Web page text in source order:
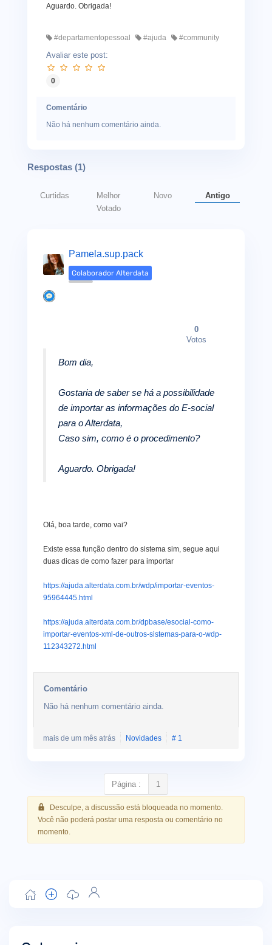
Aguardo. Obrigada!
#departamentopessoal #ajuda #community
Avaliar este post:
0
Comentário
Não há nenhum comentário ainda.
Respostas (1)
Curtidas
Melhor
Votado
Novo Antigo
Pamela.sup.pack
Colaborador Alterdata
0
Votos
Bom dia,
Gostaria de saber se há a possibilidade
de importar as informações do E-social
para o Alterdata,
Caso sim, como é o procedimento?
Aguardo. Obrigada!
Olá, boa tarde, como vai?
Existe essa função dentro do sistema sim, segue aqui
duas dicas de como fazer para importar
https://ajuda.alterdata.com.br/wdp/importar-eventos-
95964445.html
https://ajuda.alterdata.com.br/dpbase/esocial-como-
importar-eventos-xml-de-outros-sistemas-para-o-wdp-
112343272.html
Comentário
Não há nenhum comentário ainda.
mais de um mês atrás Novidades # 1
Página : 1
Desculpe, a discussão está bloqueada no momento.
Você não poderá postar uma resposta ou comentário no
momento.